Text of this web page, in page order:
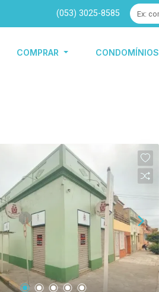
(053) 3025-8585
COMPRAR CONDOMÍNIOS